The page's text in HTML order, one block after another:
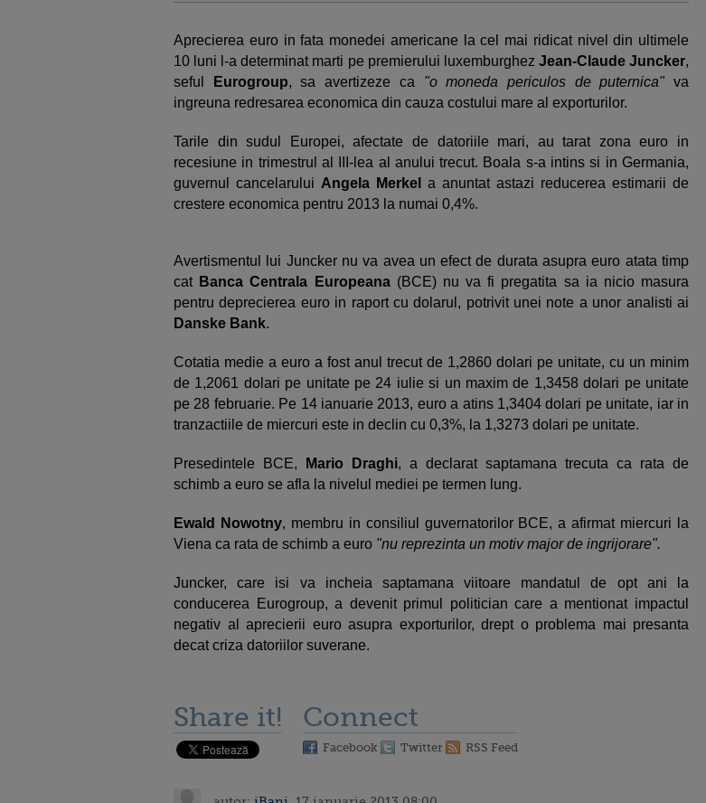
Aprecierea euro in fata monedei americane la cel mai ridicat nivel din ultimele
10 luni l-a determinat marti pe premierului luxemburghez Jean-Claude Juncker,
seful
Eurogroup, sa avertizeze ca "o moneda periculos de puternica" va
ingreuna redresarea economica din cauza costului mare al exporturilor.
Tarile din sudul Europei, afectate de datoriile mari, au tarat zona euro in
recesiune in trimestrul al III-lea al anului trecut. Boala s-a intins si in Germania,
guvernul cancelarului Angela Merkel
a anuntat astazi reducerea estimarii de
crestere economica pentru 2013 la numai 0,4%.
Avertismentul lui Juncker nu va avea un efect de durata asupra euro atata timp
cat Banca Centrala Europeana (BCE) nu va fi pregatita sa ia nicio masura
pentru deprecierea euro in raport cu dolarul, potrivit unei note a unor analisti ai
Danske Bank.
Cotatia medie a euro a fost anul trecut de 1,2860 dolari pe unitate, cu un minim
de 1,2061 dolari pe unitate pe 24 iulie si un maxim de 1,3458 dolari pe unitate
pe 28 februarie. Pe 14 ianuarie 2013, euro a atins 1,3404 dolari pe unitate, iar in
tranzactiile de miercuri este in declin cu 0,3%, la 1,3273 dolari pe unitate.
Presedintele BCE, Mario Draghi, a declarat saptamana trecuta ca rata de
schimb a euro se afla la nivelul mediei pe termen lung.
Ewald Nowotny, membru in consiliul guvernatorilor BCE, a afirmat miercuri la
Viena ca rata de schimb a euro "nu reprezinta un motiv major de ingrijorare".
Juncker, care isi va incheia saptamana viitoare mandatul de opt ani la
conducerea Eurogroup, a devenit primul politician care a mentionat impactul
negativ al aprecierii euro asupra exporturilor, drept o problema mai presanta
decat criza datoriilor suverane.
Share it! Connect
Facebook Twitter RSS Feed